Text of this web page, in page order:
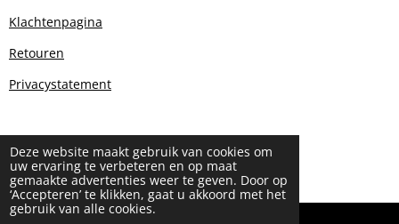
Deze website maakt gebruik van cookies om
uw ervaring te verbeteren en op maat
gemaakte advertenties weer te geven. Door op
‘Accepteren’ te klikken, gaat u akkoord met het
gebruik van alle cookies.
Klachtenpagina
Retouren
Privacystatement
© 2024 - 2026 Beauty & More by Robyn